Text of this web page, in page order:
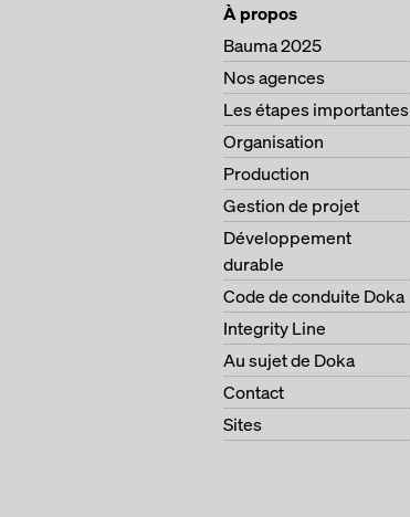
À propos
Bauma 2025
Nos agences
Les étapes importantes
Organisation
Production
Gestion de projet
Développement
durable
Code de conduite Doka
Integrity Line
Au sujet de Doka
Contact
Sites